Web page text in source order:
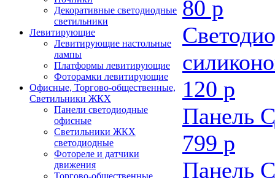
Декоративные светодиодные
светильники
Левитирующие
Левитирующие настольные
лампы
Платформы левитирующие
Фоторамки левитирующие
Офисные, Торгово-общественные,
Светильники ЖКХ
Панели светодиодные
офисные
Светильники ЖКХ
светодиодные
Фотореле и датчики
движения
Торгово-общественные
80 р
120 р
Панель
799 р
Панель